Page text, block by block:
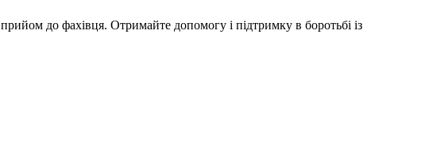
до фахівця. Отримайте допомогу і підтримку в боротьбі із